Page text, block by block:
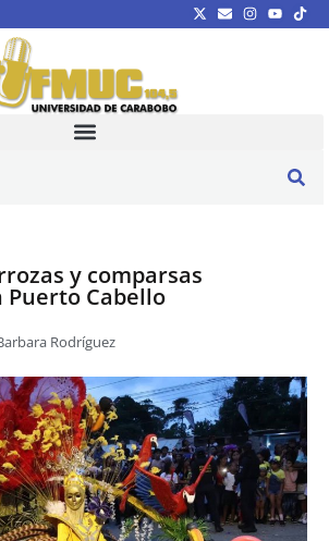
y comparsas
Cabello
Rodríguez